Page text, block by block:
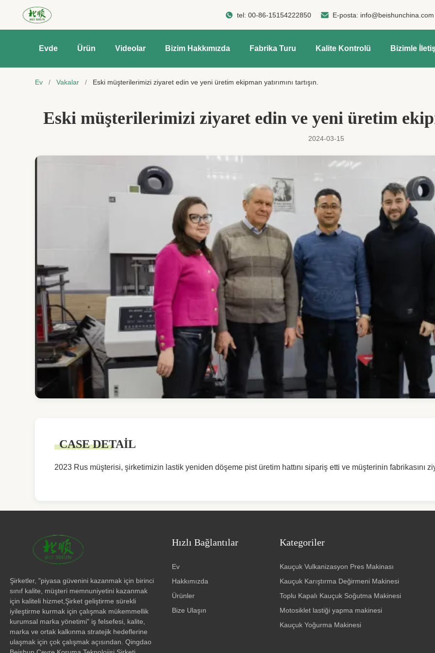
tel: 00-86-15154222850 E-posta: info@beishunchina.com
Evde Ürün Videolar Bizim Hakkımızda Fabrika Turu Kalite Kontrolü Bizimle
Ev / Vakalar / Eski müşterilerimizi ziyaret edin ve yeni üretim ekipman yatırımını tartışın.
Eski müşterilerimizi ziyaret edin ve yeni üretim
2024-03-15
CASE DETAIL
2023 Rus müşterisi, şirketimizin lastik yeniden döşeme pist üretim hattını sipariş etti ve müşterinin fabrikasını
Şirketler, "piyasa güvenini kazanmak için birinci
sınıf kalite, müşteri memnuniyetini kazanmak
için kaliteli hizmet,Şirket geliştirme sürekli
iyileştirme kurmak için çalışmak mükemmellik
kurumsal marka yönetimi" iş felsefesi, kalite,
marka ve ortak kalkınma stratejik hedeflerine
ulaşmak için çok çalışmak açısından. Qingdao
Hızlı Bağlantılar
Ev
Hakkımızda
Ürünler
Bize Ulaşın
Kategoriler
Kauçuk Vulkanizasyon Pres Makinası
Kauçuk Karıştırma Değirmeni Makinesi
Toplu Kapalı Kauçuk Soğutma Makinesi
Motosiklet lastiği yapma makinesi
Kauçuk Yoğurma Makinesi